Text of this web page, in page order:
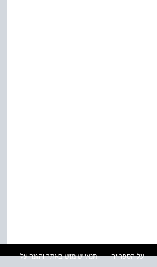
על הספרייה
תנאי שימוש באתר והגנה על